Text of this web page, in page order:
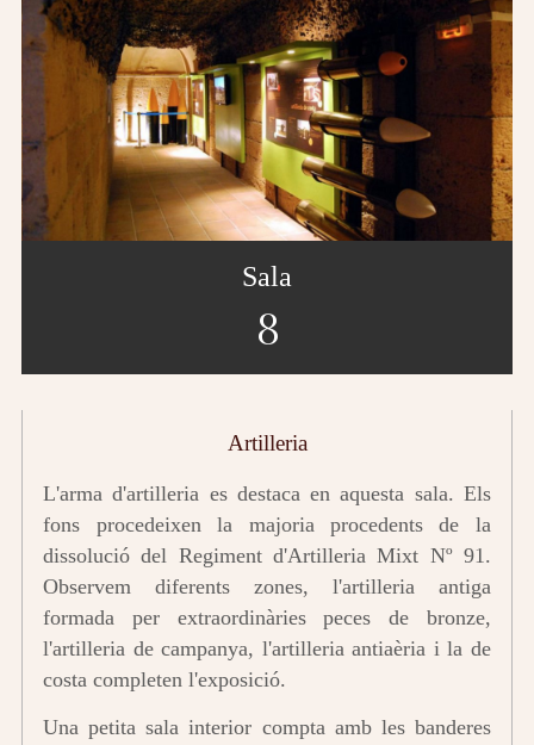
Sala
8
Artilleria
L'arma d'artilleria es destaca en aquesta sala. Els
fons procedeixen la majoria procedents de la
dissolució del Regiment d'Artilleria Mixt Nº 91.
Observem diferents zones, l'artilleria antiga
formada per extraordinàries peces de bronze,
l'artilleria de campanya, l'artilleria antiaèria i la de
costa completen l'exposició.
Una petita sala interior compta amb les banderes